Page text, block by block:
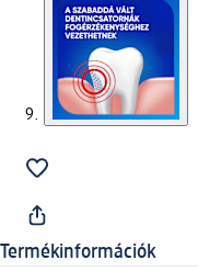
Termékinformációk